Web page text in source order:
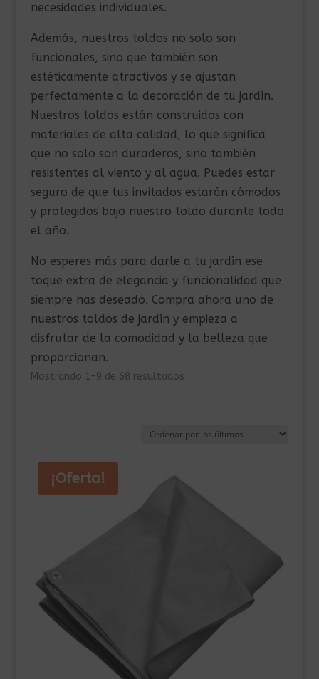
necesidades individuales.
Además, nuestros toldos no solo son
funcionales, sino que también son
estéticamente atractivos y se ajustan
perfectamente a la decoración de tu jardín.
Nuestros toldos están construidos con
materiales de alta calidad, lo que significa
que no solo son duraderos, sino también
resistentes al viento y al agua. Puedes estar
seguro de que tus invitados estarán cómodos
y protegidos bajo nuestro toldo durante todo
el año.
No esperes más para darle a tu jardín ese
toque extra de elegancia y funcionalidad que
siempre has deseado. Compra ahora uno de
nuestros toldos de jardín y empieza a
disfrutar de la comodidad y la belleza que
proporcionan.
Mostrando 1–9 de 68 resultadosOrdenado
últimos
¡Oferta!